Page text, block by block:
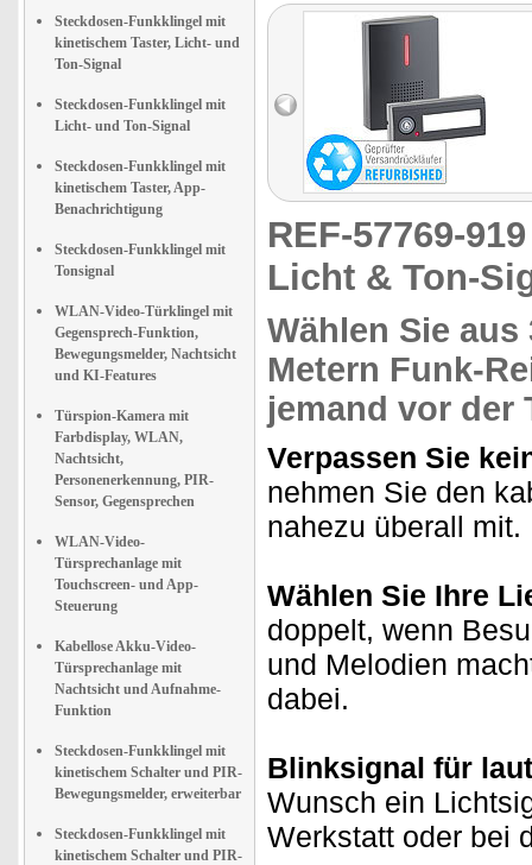
Steckdosen-Funkklingel mit
kinetischem Taster, Licht- und
Ton-Signal
Steckdosen-Funkklingel mit
Licht- und Ton-Signal
Steckdosen-Funkklingel mit
kinetischem Taster, App-
Benachrichtigung
Steckdosen-Funkklingel mit
Tonsignal
WLAN-Video-Türklingel mit
Gegensprech-Funktion,
Bewegungsmelder, Nachtsicht
und KI-Features
Türspion-Kamera mit
Farbdisplay, WLAN,
Nachtsicht,
Personenerkennung, PIR-
Sensor, Gegensprechen
WLAN-Video-
Türsprechanlage mit
Touchscreen- und App-
Steuerung
Kabellose Akku-Video-
Türsprechanlage mit
Nachtsicht und Aufnahme-
Funktion
Steckdosen-Funkklingel mit
kinetischem Schalter und PIR-
Bewegungsmelder, erweiterbar
Steckdosen-Funkklingel mit
kinetischem Schalter und PIR-
REF-57769-
Licht & Ton-
Wählen Sie aus
Metern Funk-
jemand vor der
Verpassen Sie
nehmen Sie den
nahezu überall mit.
Wählen Sie Ihre
doppelt, wenn
und Melodien
dabei.
Blinksignal für
Wunsch ein
Werkstatt oder bei